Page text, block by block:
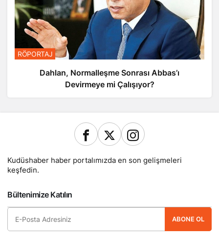
RÖPORTAJ
Dahlan, Normalleşme Sonrası Abbas’ı
Devirmeye mi Çalışıyor?
Kudüshaber haber portalımızda en son gelişmeleri
keşfedin.
Bültenimize Katılın
ABONE OL